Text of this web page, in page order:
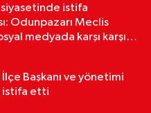
siyasetinde istifa
Odunpazarı Meclis
medyada karşı karşıya
İlçe Başkanı ve yönetimi
istifa etti